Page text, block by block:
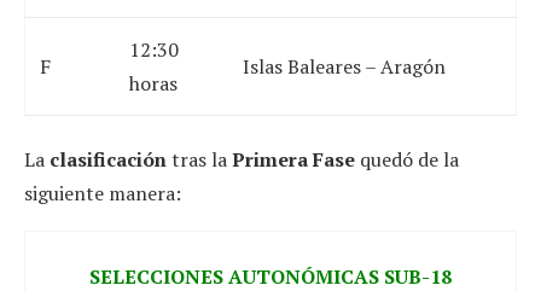
F
12:30
horas
Islas Baleares – Aragón
La clasificacióntras laPrimera Fase quedó de la
siguiente manera:
SELECCIONES AUTONÓMICAS SUB-18